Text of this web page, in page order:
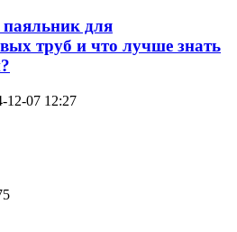
для
труб и что лучше знать
12-07 12:27